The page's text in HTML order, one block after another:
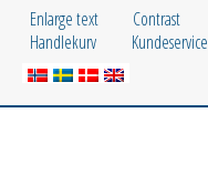
Enlarge text
Contrast
Handlekurv
Kundeservice